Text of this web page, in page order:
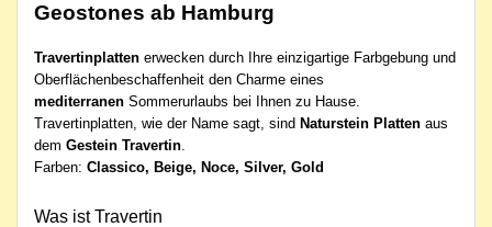
Geostones ab Hamburg
Travertinplatten erwecken durch Ihre einzigartige Farbgebung und
Oberflächenbeschaffenheit den Charme eines
mediterranen Sommerurlaubs bei Ihnen zu Hause.
Travertinplatten, wie der Name sagt, sind Naturstein Platten aus
dem Gestein Travertin.
Farben: Classico, Beige, Noce, Silver, Gold
Was ist Travertin